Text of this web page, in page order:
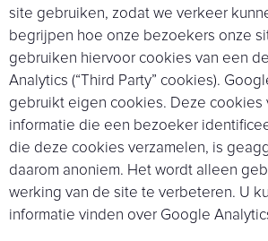
site gebruiken, zodat we verkeer
begrijpen hoe onze bezoekers onze
gebruiken hiervoor cookies van een
Analytics (“Third Party” cookies).
gebruikt eigen cookies. Deze cookies
informatie die een bezoeker
die deze cookies verzamelen, is
daarom anoniem. Het wordt alleen
werking van de site te verbeteren. U
informatie vinden over Google